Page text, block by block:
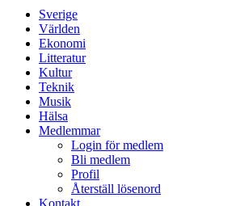
Sverige
Världen
Ekonomi
Litteratur
Kultur
Teknik
Musik
Hälsa
Medlemmar
Login för medlem
Bli medlem
Profil
Återställ lösenord
Kontakt